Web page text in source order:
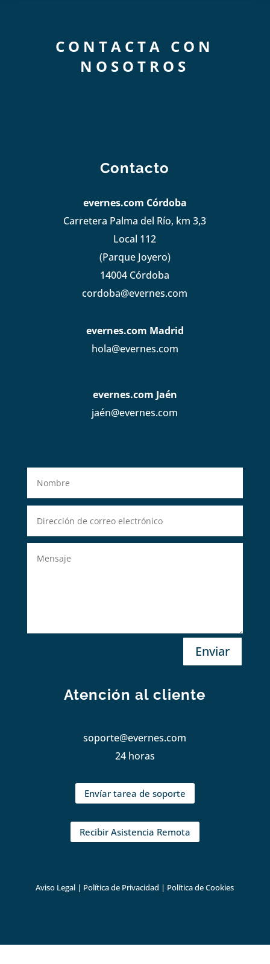
CONTACTA CON
NOSOTROS
Contacto
evernes.com Córdoba
Carretera Palma del Río, km 3,3
Local 112
(Parque Joyero)
14004 Córdoba
cordoba@evernes.com
evernes.com Madrid
hola@evernes.com
evernes.com Jaén
jaén@evernes.com
Enviar
Atención al cliente
soporte@evernes.com
24 horas
Envíar tarea de soporte
Recibir Asistencia Remota
Aviso Legal | Política de Privacidad | Política de Cookies